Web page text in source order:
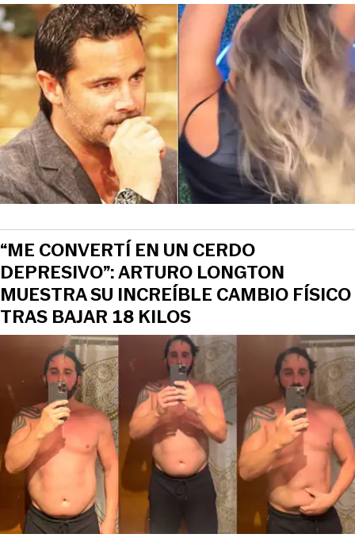
View this post on Instagram
“ME CONVERTÍ EN UN CERDO
DEPRESIVO”: ARTURO LONGTON
MUESTRA SU INCREÍBLE CAMBIO FÍSICO
TRAS BAJAR 18 KILOS